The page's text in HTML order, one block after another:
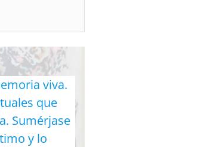
viva.
que
Sumérjase
y lo